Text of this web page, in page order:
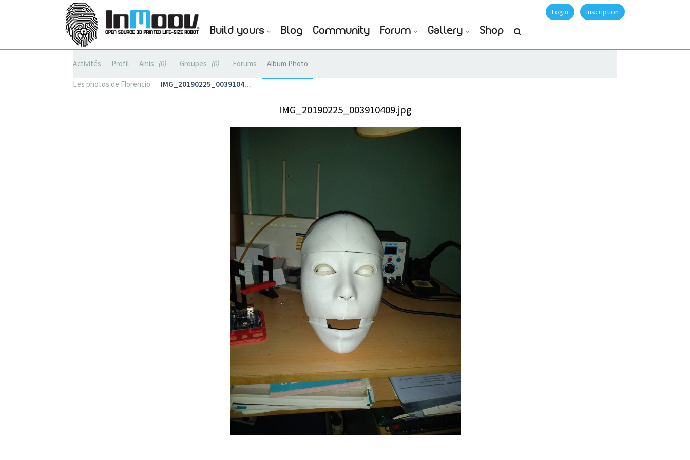
Login Inscription
Build yours Blog Community Forum Gallery Shop
Activités Profil Amis 0 Groupes 0 Forums Album Photo
Les photos de Florencio IMG_20190225_0039104…
IMG_20190225_003910409.jpg